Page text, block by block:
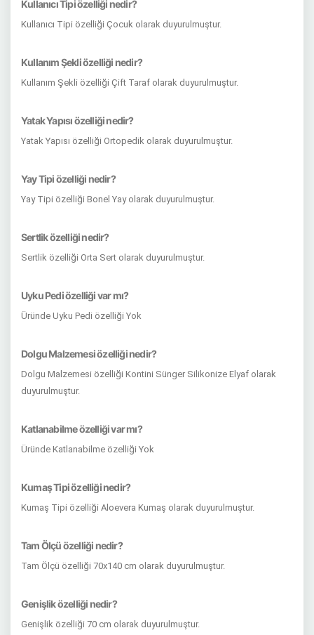
Kullanıcı Tipi özelliği nedir?
Kullanıcı Tipi özelliği Çocuk olarak duyurulmuştur.
Kullanım Şekli özelliği nedir?
Kullanım Şekli özelliği Çift Taraf olarak duyurulmuştur.
Yatak Yapısı özelliği nedir?
Yatak Yapısı özelliği Ortopedik olarak duyurulmuştur.
Yay Tipi özelliği nedir?
Yay Tipi özelliği Bonel Yay olarak duyurulmuştur.
Sertlik özelliği nedir?
Sertlik özelliği Orta Sert olarak duyurulmuştur.
Uyku Pedi özelliği var mı?
Üründe Uyku Pedi özelliği Yok
Dolgu Malzemesi özelliği nedir?
Dolgu Malzemesi özelliği Kontini Sünger Silikonize Elyaf olarak
duyurulmuştur.
Katlanabilme özelliği var mı?
Üründe Katlanabilme özelliği Yok
Kumaş Tipi özelliği nedir?
Kumaş Tipi özelliği Aloevera Kumaş olarak duyurulmuştur.
Tam Ölçü özelliği nedir?
Tam Ölçü özelliği 70x140 cm olarak duyurulmuştur.
Genişlik özelliği nedir?
Genişlik özelliği 70 cm olarak duyurulmuştur.